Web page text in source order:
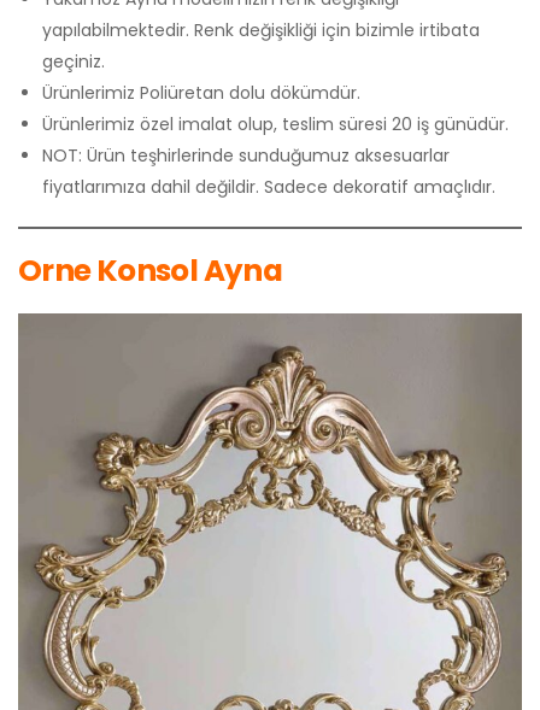
yapılabilmektedir. Renk değişikliği için bizimle irtibata
geçiniz.
Ürünlerimiz Poliüretan dolu dökümdür.
Ürünlerimiz özel imalat olup, teslim süresi 20 iş günüdür.
NOT: Ürün teşhirlerinde sunduğumuz aksesuarlar
fiyatlarımıza dahil değildir. Sadece dekoratif amaçlıdır.
Orne Konsol Ayna